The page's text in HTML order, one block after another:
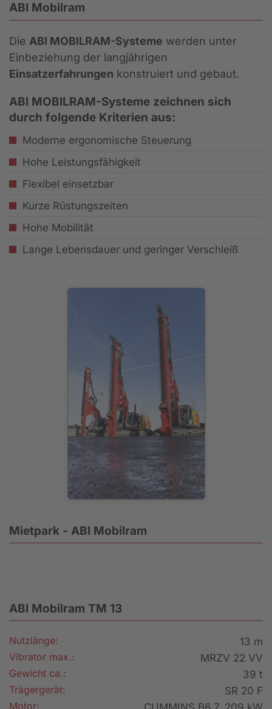
ABI Mobilram
Die ABI MOBILRAM-Systeme werden unter
Einbeziehung der langjährigen
Einsatzerfahrungen konstruiert und gebaut.
ABI MOBILRAM-Systeme zeichnen sich
durch folgende Kriterien aus:
Moderne ergonomische Steuerung
Hohe Leistungsfähigkeit
Flexibel einsetzbar
Kurze Rüstungszeiten
Hohe Mobilität
Lange Lebensdauer und geringer Verschleiß
Mietpark - ABI Mobilram
ABI Mobilram TM 13
Nutzlänge:
13 m
Vibrator max.:
MRZV 22 VV
Gewicht ca.:
39 t
Trägergerät:
SR 20 F
Motor: